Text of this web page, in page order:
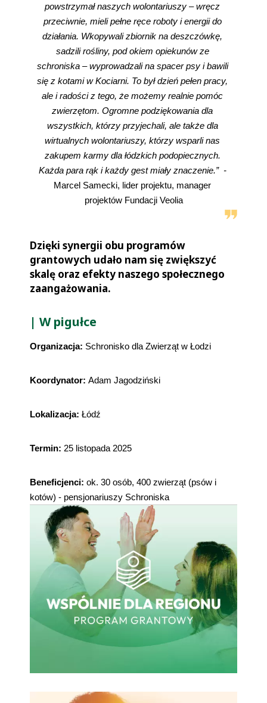
powstrzymał naszych wolontariuszy – wręcz
przeciwnie, mieli pełne ręce roboty i energii do
działania. Wkopywali zbiornik na deszczówkę,
sadzili rośliny, pod okiem opiekunów ze
schroniska – wyprowadzali na spacer psy i bawili
się z kotami w Kociarni. To był dzień pełen pracy,
ale i radości z tego, że możemy realnie pomóc
zwierzętom. Ogromne podziękowania dla
wszystkich, którzy przyjechali, ale także dla
wirtualnych wolontariuszy, którzy wsparli nas
zakupem karmy dla łódzkich podopiecznych.
Każda para rąk i każdy gest miały znaczenie.”  -
Marcel Samecki, lider projektu, manager
projektów Fundacji Veolia
Dzięki synergii obu programów
grantowych udało nam się zwiększyć
skalę oraz efekty naszego społecznego
zaangażowania.
| W pigułce
Organizacja: Schronisko dla Zwierząt w Łodzi
Koordynator: Adam Jagodziński
Lokalizacja: Łódź
Termin: 25 listopada 2025
Beneficjenci: ok. 30 osób, 400 zwierząt (psów i
kotów) - pensjonariuszy Schroniska